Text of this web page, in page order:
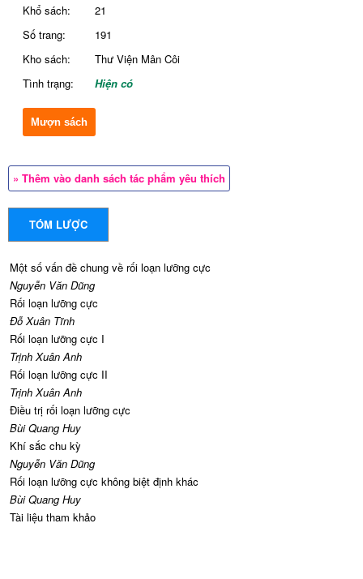
Khổ sách:
21
Số trang:
191
Kho sách:
Thư Viện Mân Côi
Tình trạng:
Hiện có
Mượn sách
» Thêm vào danh sách tác phẩm yêu thích
TÓM LƯỢC
Một số vấn đề chung về rối loạn lưỡng cực
Nguyễn Văn Dũng
Rối loạn lưỡng cực
Đỗ Xuân Tĩnh
Rối loạn lưỡng cực I
Trịnh Xuân Anh
Rối loạn lưỡng cực II
Trịnh Xuân Anh
Điều trị rối loạn lưỡng cực
Bùi Quang Huy
Khí sắc chu kỳ
Nguyễn Văn Dũng
Rối loạn lưỡng cực không biệt định khác
Bùi Quang Huy
Tài liệu tham khảo